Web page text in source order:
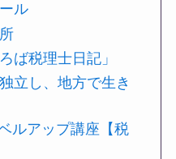
ル
ば税理士日記」
立し、地方で生き
ルアップ講座【税